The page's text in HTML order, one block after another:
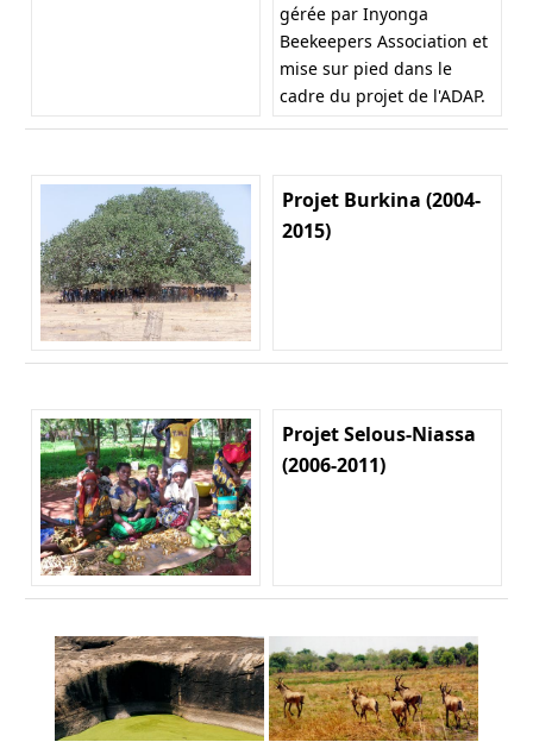
gérée par Inyonga
Beekeepers Association et
mise sur pied dans le
cadre du projet de l'ADAP.
Projet Burkina (2004-
2015)
Projet Selous-Niassa
(2006-2011)